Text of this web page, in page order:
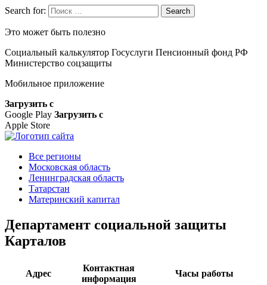
Search for: Search
Это может быть полезно
Социальный калькулятор Госуслуги Пенсионный фонд РФ
Министерство соцзащиты
Мобильное приложение
Загрузить с
Google Play Загрузить с
Apple Store
Все регионы
Московская область
Ленинградская область
Татарстан
Материнский капитал
Департамент социальной защиты
Карталов
Адрес
Контактная
информация
Часы работы